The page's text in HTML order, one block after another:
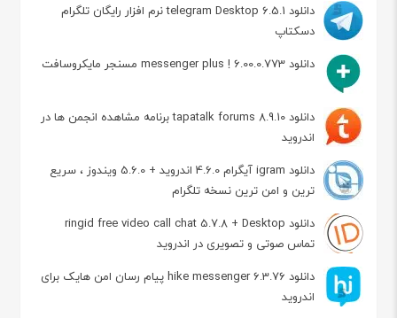
دانلود telegram Desktop 6.5.1 نرم افزار رایگان تلگرام
دسکتاپ
دانلود messenger plus ! 6.00.0.773 مسنجر مایکروسافت
دانلود tapatalk forums 8.9.10 برنامه مشاهده انجمن ها در
اندروید
دانلود igram آیگرام 4.6.0 اندروید + 5.6.0 ویندوز ، سریع
ترین و امن ترین نسخه تلگرام
دانلود ringid free video call chat 5.7.8 + Desktop
تماس صوتی و تصویری در اندروید
دانلود hike messenger 6.3.76 پیام‌ رسان‌ امن هایک برای
اندروید